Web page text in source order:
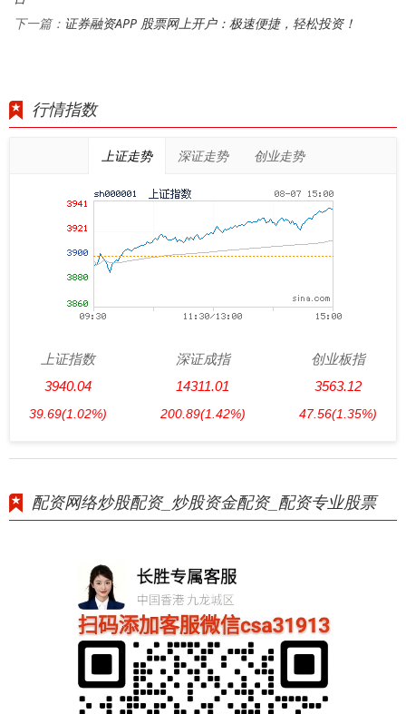
下一篇： 证券融资APP 股票网上开户：极速便捷，轻松投资！
行情指数
上证走势 深证走势 创业走势
上证指数
3940.04
39.69(1.02%)
深证成指
14311.01
200.89(1.42%)
创业板指
3563.12
47.56(1.35%)
配资网络炒股配资_炒股资金配资_配资专业股票